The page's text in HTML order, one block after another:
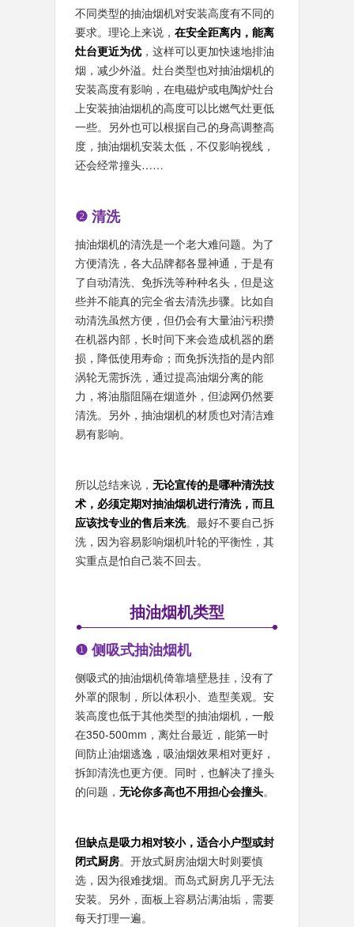
不同类型的抽油烟机对安装高度有不同的
要求。理论上来说， 在安全距离内，能离
灶台更近为优，这样可以更加快速地排油
烟，减少外溢。灶台类型也对抽油烟机的
安装高度有影响，在电磁炉或电陶炉灶台
上安装抽油烟机的高度可以比燃气灶更低
一些。另外也可以根据自己的身高调整高
度，抽油烟机安装太低，不仅影响视线，
还会经常撞头……
❷ 清洗
抽油烟机的清洗是一个老大难问题。为了
方便清洗，各大品牌都各显神通，于是有
了自动清洗、免拆洗等种种名头，但是这
些并不能真的完全省去清洗步骤。比如自
动清洗虽然方便，但仍会有大量油污积攒
在机器内部，长时间下来会造成机器的磨
损，降低使用寿命；而免拆洗指的是内部
涡轮无需拆洗，通过提高油烟分离的能
力，将油脂阻隔在烟道外，但滤网仍然要
清洗。另外，抽油烟机的材质也对清洁难
易有影响。
所以总结来说， 无论宣传的是哪种清洗技
术，必须定期对抽油烟机进行清洗，而且
应该找专业的售后来洗。最好不要自己拆
洗，因为容易影响烟机叶轮的平衡性，其
实重点是怕自己装不回去。
抽油烟机类型
❶ 侧吸式抽油烟机
侧吸式的抽油烟机倚靠墙壁悬挂，没有了
外罩的限制，所以体积小、造型美观。安
装高度也低于其他类型的抽油烟机，一般
在350-500mm，离灶台最近，能第一时
间防止油烟逃逸，吸油烟效果相对更好，
拆卸清洗也更方便。同时，也解决了撞头
的问题， 无论你多高也不用担心会撞头。
但缺点是吸力相对较小，适合小户型或封
闭式厨房。开放式厨房油烟大时则要慎
选，因为很难拢烟。而岛式厨房几乎无法
安装。另外，面板上容易沾满油垢，需要
每天打理一遍。